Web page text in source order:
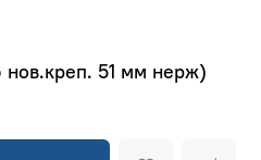
нов.креп. 51 мм нерж)